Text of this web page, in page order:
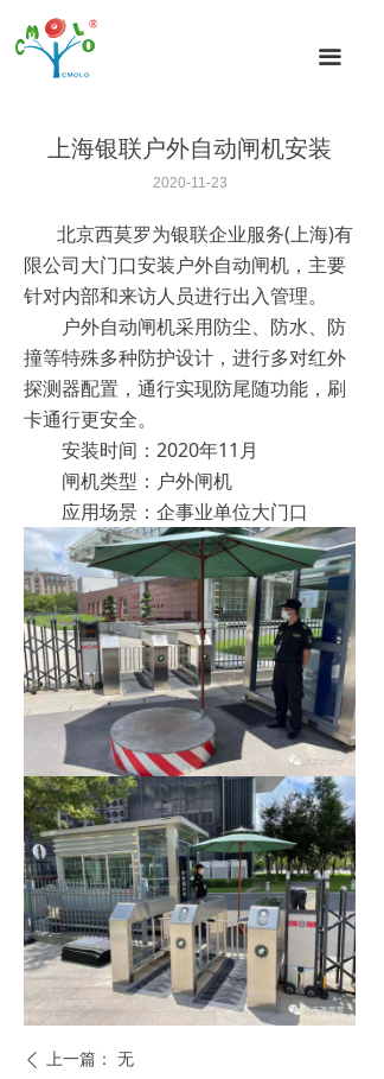
끀
首页
闸机分类
闸机方案
新闻动态
闸机技术
关于我们
联系我们
上海银联户外自动闸机安装
北京西莫罗为银联企业服务(上海)有
限公司大门口安装户外自动闸机，主要
针对内部和来访人员进行出入管理。
户外自动闸机采用防尘、防水、防
撞等特殊多种防护设计，进行多对红外
探测器配置，通行实现防尾随功能，刷
卡通行更安全。
安装时间：2020年11月
闸机类型：户外闸机
应用场景：企事业单位大门口
2020-11-23
ꄴ 上一篇： 无